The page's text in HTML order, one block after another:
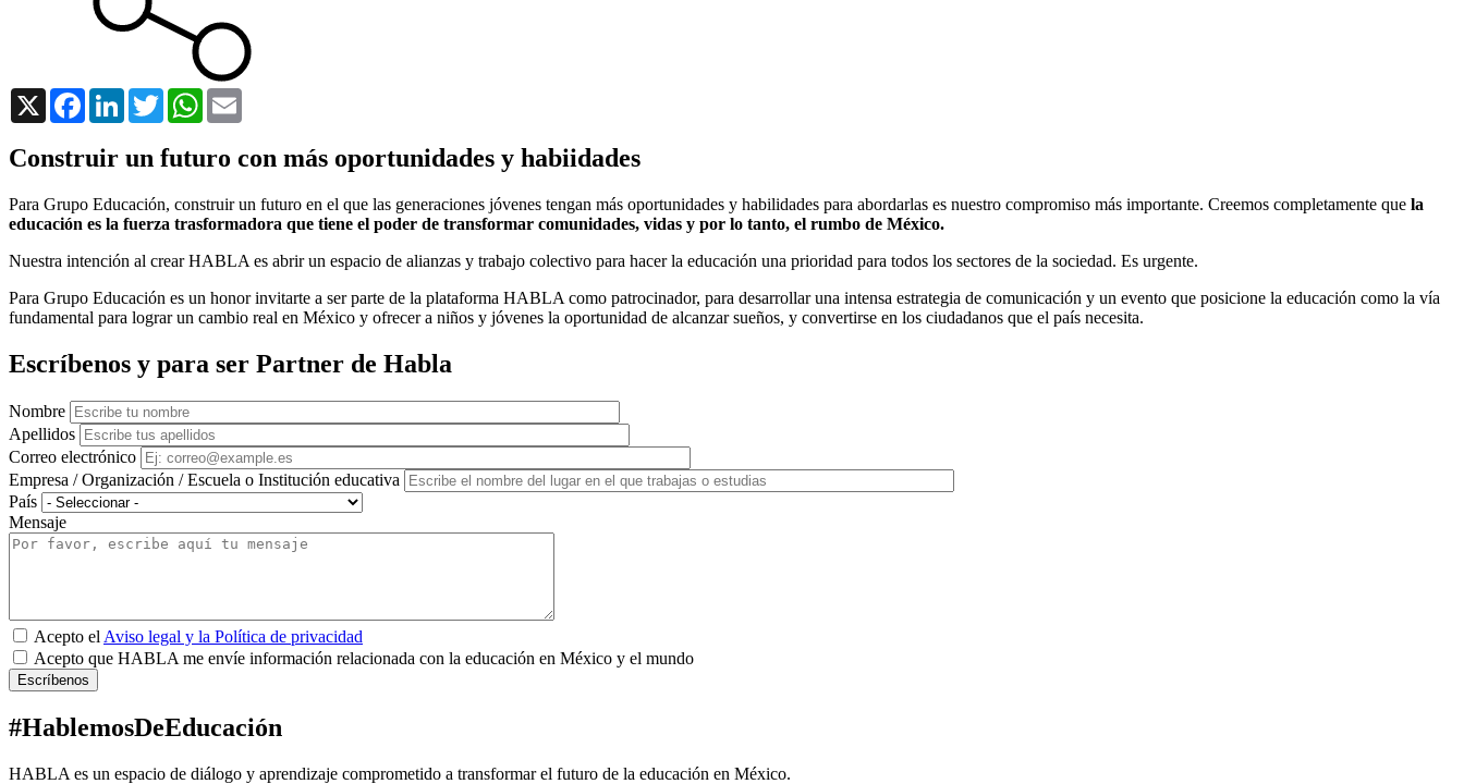
X FacebookLinkedInTwitterWhatsApp
Construir un futuro con más oportunidades y habiidades
Para Grupo Educación, construir un futuro en el que las generaciones jóvenes tengan más oportunidades y habilidades para abordarlas es nuestro compromiso más importante. Creemos completamente que la
educación es la fuerza trasformadora que tiene el poder de transformar comunidades, vidas y por lo tanto, el rumbo de México.
Nuestra intención al crear HABLA es abrir un espacio de alianzas y trabajo colectivo para hacer la educación una prioridad para todos los sectores de la sociedad. Es urgente.
Para Grupo Educación es un honor invitarte a ser parte de la plataforma HABLA como patrocinador, para desarrollar una intensa estrategia de comunicación y un evento que posicione la educación como la vía
fundamental para lograr un cambio real en México y ofrecer a niños y jóvenes la oportunidad de alcanzar sueños, y convertirse en los ciudadanos que el país necesita.
Escríbenos y para ser Partner de Habla
Nombre
Apellidos
Correo electrónico
Empresa / Organización / Escuela o Institución educativa
País
Mensaje
Acepto el Aviso legal y la Política de privacidad
Acepto que HABLA me envíe información relacionada con la educación en México y el mundo
#HablemosDeEducación
HABLA es un espacio de diálogo y aprendizaje comprometido a transformar el futuro de la educación en México.